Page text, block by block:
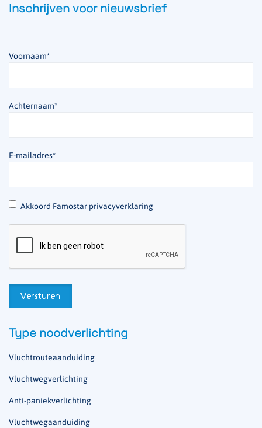
Inschrijven voor nieuwsbrief
Voornaam*
Achternaam*
E-mailadres*
* Akkoord Famostar privacyverklaring
Type noodverlichting
Vluchtrouteaanduiding
Vluchtwegverlichting
Anti-paniekverlichting
Vluchtwegaanduiding